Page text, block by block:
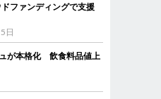
ファンディングで支援
日
ュが本格化 飲食料品値上